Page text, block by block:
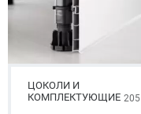
ЦОКОЛИ И
КОМПЛЕКТУЮЩИЕ 205